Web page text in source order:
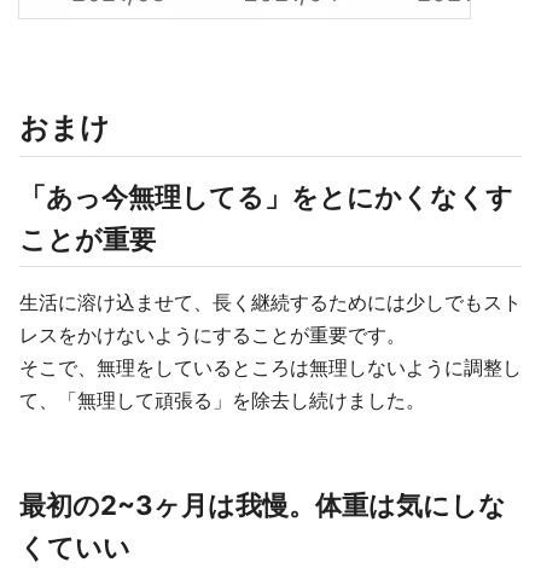
おまけ
「あっ今無理してる」をとにかくなくす
ことが重要
生活に溶け込ませて、長く継続するためには少しでもスト
レスをかけないようにすることが重要です。
そこで、無理をしているところは無理しないように調整し
て、「無理して頑張る」を除去し続けました。
最初の2~3ヶ月は我慢。体重は気にしな
くていい